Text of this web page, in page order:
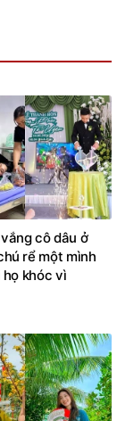
cô dâu ở
rể một mình
họ khóc vì